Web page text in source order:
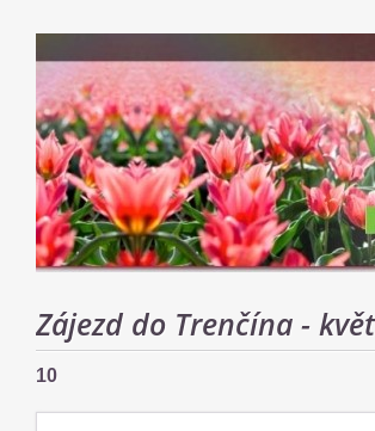
Zájezd do Trenčína -
10